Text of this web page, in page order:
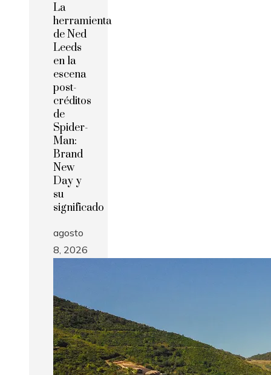
La
herramienta
de Ned
Leeds
en la
escena
post-
créditos
de
Spider-
Man:
Brand
New
Day y
su
significado
agosto
8, 2026